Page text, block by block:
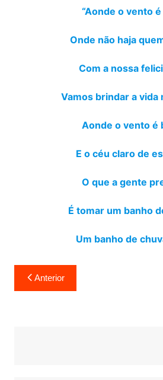
“Aonde o vento
Onde não haja
Com a nossa
Vamos brindar a vida
Aonde o vento é
E o céu claro de
O que a gente
É tomar um banho
Um banho de
Navegação
de
Anterior